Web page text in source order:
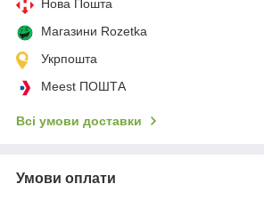
Нова Пошта
Магазини Rozetka
Укрпошта
Meest ПОШТА
Всі умови доставки
Умови оплати